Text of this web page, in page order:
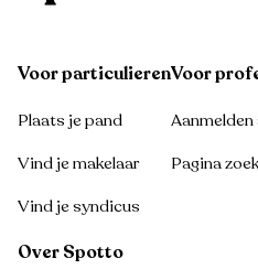
Voor particulieren
Plaats je pand
Vind je makelaar
Vind je syndicus
Voor
Pagina
Over Spotto